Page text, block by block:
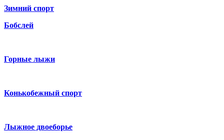
Зимний спорт
Бобслей
Горные лыжи
Конькобежный спорт
Лыжное двоеборье